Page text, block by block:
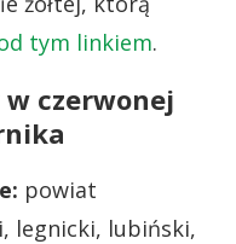
tym linkiem.
czerwonej
powiat
legnicki, lubiński,